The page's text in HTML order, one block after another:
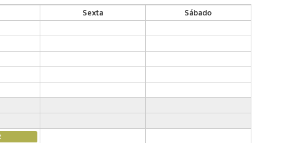
Sexta
Sábado